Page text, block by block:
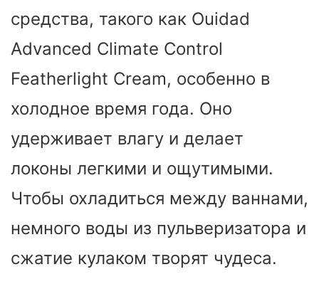
средства, такого как Ouidad
Advanced Climate Control
Featherlight Cream, особенно в
холодное время года. Оно
удерживает влагу и делает
локоны легкими и ощутимыми.
Чтобы охладиться между ваннами,
немного воды из пульверизатора и
сжатие кулаком творят чудеса.